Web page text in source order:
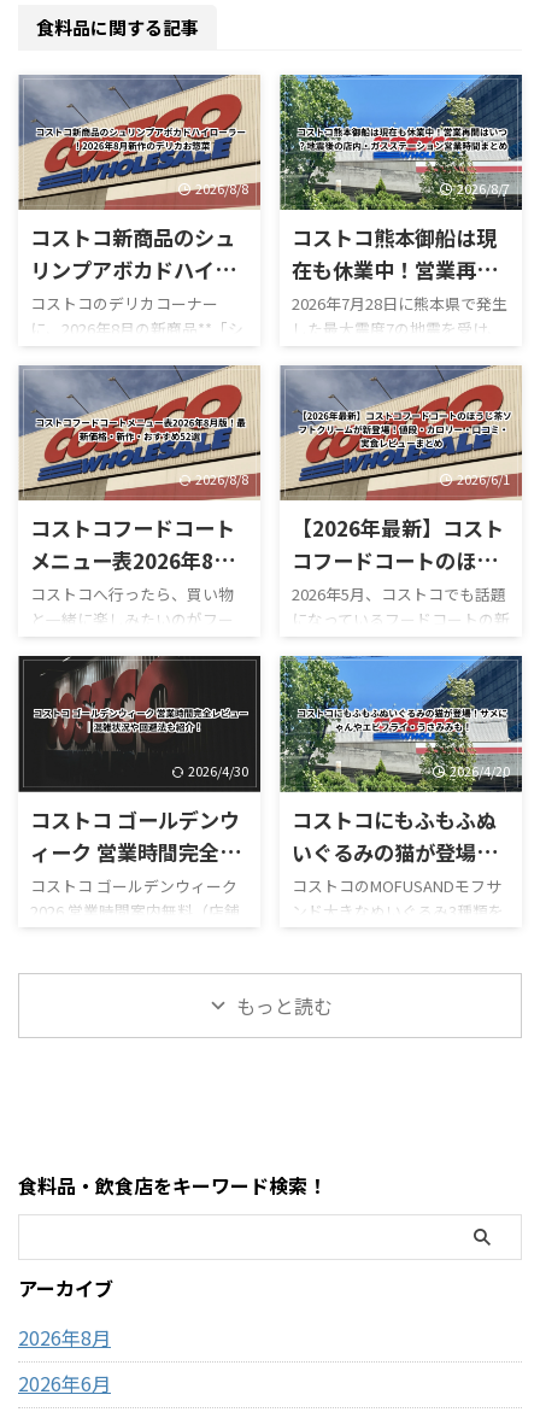
食料品に関する記事
2026/8/8
コストコ新商品のシュ
リンプアボカドハイロ
ーラー！2026年8月新
作のデリカお惣菜
コストコのデリカコーナー
に、2026年8月の新商品**「シ
ュリンプアボカドハイローラ
ー」**が登場しました。 コス
トコのハイローラーといえ
ば、ベーコン・レタス・トマ
トを使った定番の「ハイロー
ラー（B.L.T）」を思い浮かべ
る人が多いですが、今回の新
作はかなり豪華。 最大の特徴
は、名前の通りプリプリの海
老とアボカドをたっぷり使って
いることです。 実際にカット
された断面を見ると、大きな海
老が何個も入っているものもあ
り、「海老が少し入っているハ
イローラー」というより、しっ
かり海老が主役になっていま
す。 さらに、 ...
2026/8/7
コストコ熊本御船は現
在も休業中！営業再開
はいつ？地震後の店
内・ガスステーション
営業時間まとめ
2026年7月28日に熊本県で発生
した最大震度7の地震を受け、
コストコ熊本御船倉庫店は現
在も臨時休業しています。
「今日コストコ熊本はやって
る？」 「営業再開はいつ？」
「店内はどうなっている？」
「ガソリンだけ入れられ
る？」 「フードコートは使え
る？」 と気になっている人も
多いのではないでしょうか。
結論からいうと、本記事確認時
点では熊本御船倉庫店の売り
場は営業再開しておらず、再開
日も正式発表されていませ
ん。 一方で、併設するガスス
テーションは7月29日から営業
を再開しており、午前9時～午
後8時で営業し ...
2026/8/8
コストコフードコート
メニュー表2026年8月
版！最新価格・新作・
おすすめ52選
コストコへ行ったら、買い物
と一緒に楽しみたいのがフー
ドコートです。 180円のホット
ドッグをはじめ、巨大なピザ
やプルコギベイク、ソフトクリ
ーム、季節限定スムージーな
ど、コストコならではのボリュ
ーム満点メニューが並んでいま
す。 しかも2026年は新作がか
なり豊富。 現在は、 サーモン
ポキロール ボロネーゼポテト
セージカルッツォーネ クロワ
ッサンハム＆チーズ ほうじ茶
メロンスムージー など、以前
にはなかったメニューも登場
2026/6/1
【2026年最新】コスト
コフードコートのほう
じ茶ソフトクリームが
新登場！値段・カロリ
ー・口コミ・実食レビ
ューまとめ
2026年5月、コストコでも話題
になっているフードコートの新
作スイーツ「ほうじ茶ソフト
クリーム」が登場しました！
ほうじ茶好きにはたまらない
和スイーツで、販売開始直後か
らSNSでも話題になっていま
す。 今回は実際に食べた感想
をもとに、 値段 カロリー予想
味の特徴 ミックスとの違い 口
コミ評判 おすすめ度 まで徹底
ている方はぜひ参考にしてく
ださい。 写真付きのレビュー
ださい。
https://hubmedia.co.jp/costc
2026/4/30
コストコ ゴールデンウ
ィーク 営業時間完全レ
ビュー｜混雑状況や回
避法も紹介！
コストコ ゴールデンウィーク
2026 営業時間案内無料（店舗
利用時）／デリバリーは別途
のコストコ営業時間と混雑状
況について詳しくはこちら GW
がゴールデンウィークにコス
トコを訪れるのは毎年の楽し
営業時間変更や混雑状況には
いつも気を遣います。特に
は最 ...
2026/4/20
コストコにもふもふぬ
いぐるみの猫が登場！
サメにゃんやエビフラ
イ・うさみみも！
コストコのMOFUSANDモフサ
ンド大きなぬいぐるみ3種類を
徹底解説｜値段・種類・口コ
コのMOFUSANDモフサンド大
きなぬいぐるみ3種類を徹底解
大きなぬいぐるみ。この記事
では、コストコで販売されて
いるモフサンドぬいぐるみの
種類、価格、魅力、どんな人
もっと読む
食料品・飲食店をキーワード検索！
アーカイブ
2026年8月
2026年6月